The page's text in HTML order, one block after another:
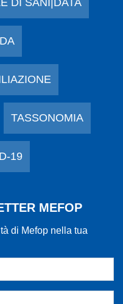
TASSONOMIA
19
MEFOP
di Mefop nella tua